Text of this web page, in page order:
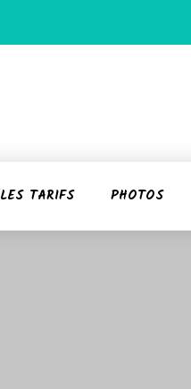
LES TARIFS PHOTOS